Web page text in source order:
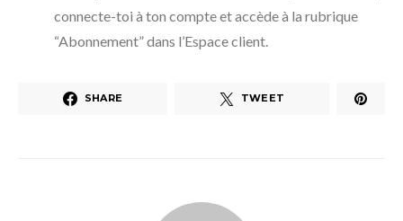
connecte-toi à ton compte et accède à la rubrique
“Abonnement” dans l’Espace client.
SHARE TWEET